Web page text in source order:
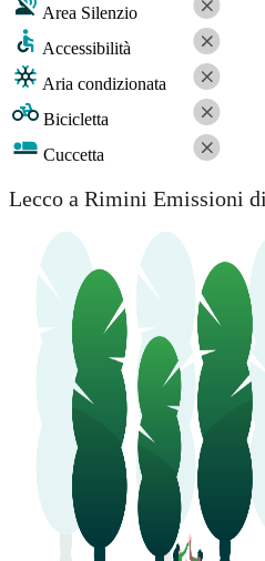
Area Silenzio
Accessibilità
Aria condizionata
Bicicletta
Cuccetta
Lecco a Rimini Emissioni